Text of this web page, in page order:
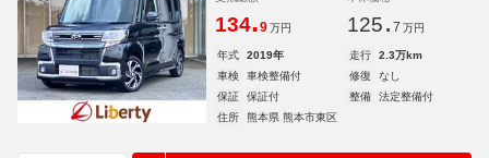
134.9 万円 125. 7 万円
年式 2019年 走行
2.3万km
車検
車検整備付 修復
なし
保証
保証付 整備
法定整備付
住所
熊本県 熊本市東区